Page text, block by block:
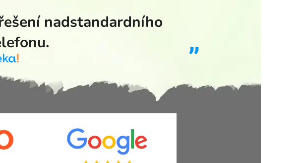
nadstandardního